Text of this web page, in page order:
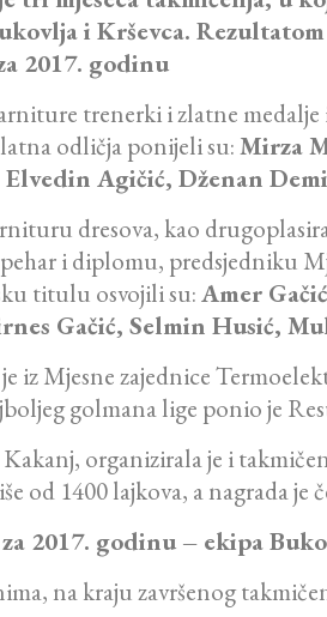
i Krševca.
2017. godinu
trenerki i zlatne
odličja ponijeli su:Mirza
Agičić, Dženan
dresova, kao
i diplomu, predsjedniku
titulu osvojili su:Amer
Gačić, Selmin Husić,
iz Mjesne zajednice
golmana lige ponio je
organizirala je i
od 1400 lajkova, a nagrada
2017. godinu – ekipa
na kraju završenog